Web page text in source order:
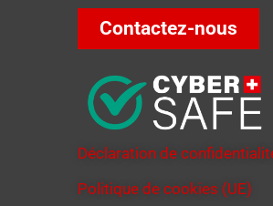
Contactez-nous
Déclaration de
Politique de cookies (UE)